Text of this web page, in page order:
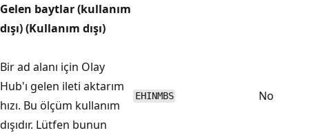
Gelen baytlar (kullanım
dışı) (Kullanım dışı)
Bir ad alanı için Olay
Hub'ı gelen ileti aktarım
hızı. Bu ölçüm kullanım
dışıdır. Lütfen bunun
EHINMBS No